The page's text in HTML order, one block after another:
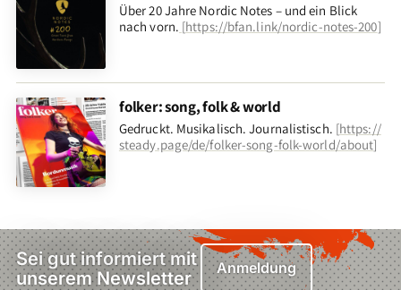
Über 20 Jahre Nordic Notes – und ein Blick
nach vorn. [https://bfan.link/nordic-notes-200]
folker: song, folk & world
Gedruckt. Musikalisch. Journalistisch. [https://
steady.page/de/folker-song-folk-world/about]
Sei gut informiert mit
unserem Newsletter
Anmeldung